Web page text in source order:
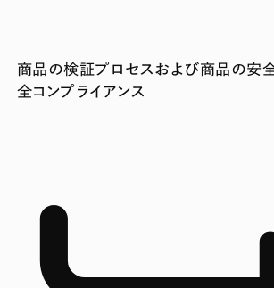
商品の検証プロセスおよび商品の安
全コンプライアンス